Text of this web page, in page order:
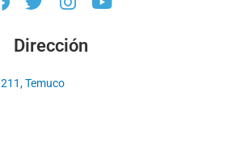
Dirección
Temuco